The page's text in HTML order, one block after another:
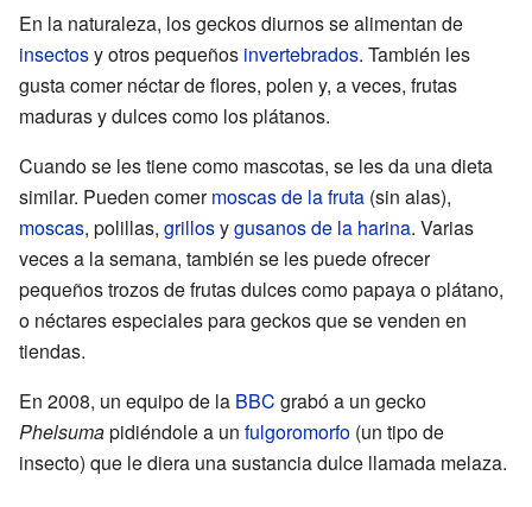
En la naturaleza, los geckos diurnos se alimentan de
insectosy otros pequeños invertebrados. También les
gusta comer néctar de flores, polen y, a veces, frutas
maduras y dulces como los plátanos.
Cuando se les tiene como mascotas, se les da una dieta
similar. Pueden comermoscas de la fruta (sin alas),
moscas, polillas, grillosygusanos de la harina. Varias
veces a la semana, también se les puede ofrecer
pequeños trozos de frutas dulces como papaya o plátano,
o néctares especiales para geckos que se venden en
tiendas.
En 2008, un equipo de la BBC grabó a un gecko
Phelsumapidiéndole a un fulgoromorfo (un tipo de
insecto) que le diera una sustancia dulce llamada melaza.